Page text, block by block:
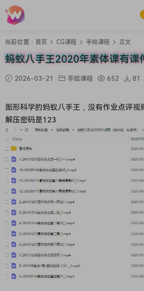
当前位置： 首页 CG课程 手绘课程 正文
蚂蚁八手王2020年素体课有课
2026-03-21 手绘课程 652 81
图形科学的蚂蚁八手王，没有作业点评
解压密码是123